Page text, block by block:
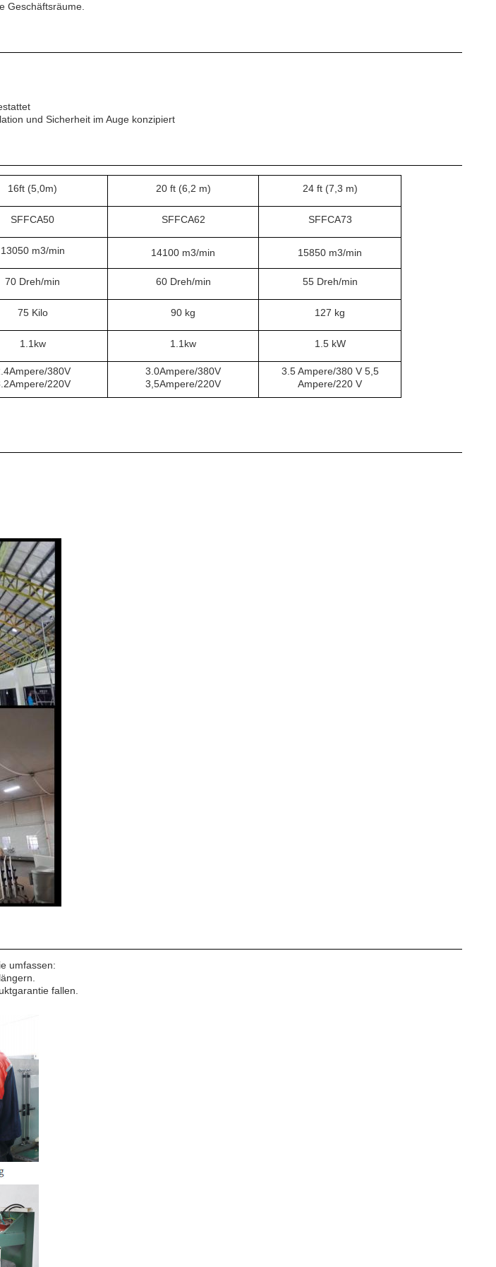
Geschäftsräume.
und Sicherheit im Auge konzipiert
16ft (5,0m) 20 ft (6,2 m) 24 ft (7,3 m)
SFFCA50 SFFCA62 SFFCA73
13050 m3/min 14100 m3/min 15850 m3/min
70 Dreh/min 60 Dreh/min 55 Dreh/min
75 Kilo 90 kg 127 kg
1.1kw 1.1kw 1.5 kW
380V
220V
3.0Ampere/380V
3,5Ampere/220V
3.5 Ampere/380 V 5,5
Ampere/220 V
umfassen:
fallen.